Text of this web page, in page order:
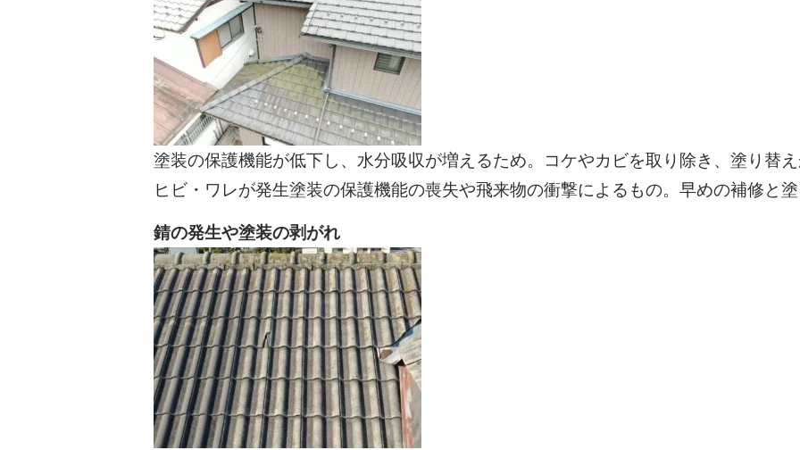
塗装の保護機能が低下し、水分吸収が増えるため。コケやカビを取り除き、塗り替
ヒビ・ワレが発生塗装の保護機能の喪失や飛来物の衝撃によるもの。早めの補修と
錆の発生や塗装の剥がれ